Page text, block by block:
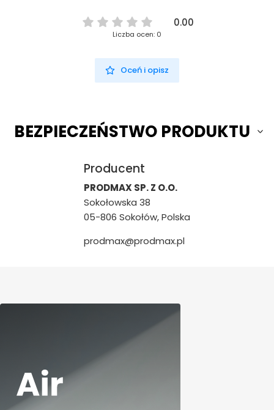
0.00
Liczba ocen: 0
Oceń i opisz
BEZPIECZEŃSTWO PRODUKTU
Producent
PRODMAX SP. Z O.O.
Sokołowska 38
05-806 Sokołów, Polska
prodmax@prodmax.pl